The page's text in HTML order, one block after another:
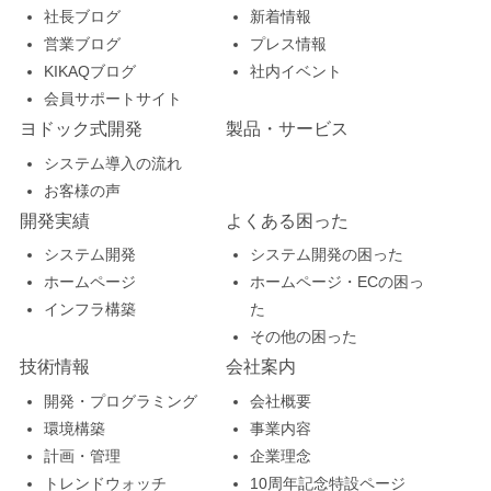
社長ブログ
営業ブログ
KIKAQブログ
会員サポートサイト
新着情報
プレス情報
社内イベント
ヨドック式開発
システム導入の流れ
お客様の声
製品・サービス
開発実績
システム開発
ホームページ
インフラ構築
よくある困った
システム開発の困った
ホームページ・ECの困っ
た
その他の困った
技術情報
開発・プログラミング
環境構築
計画・管理
トレンドウォッチ
会社案内
会社概要
事業内容
企業理念
10周年記念特設ページ